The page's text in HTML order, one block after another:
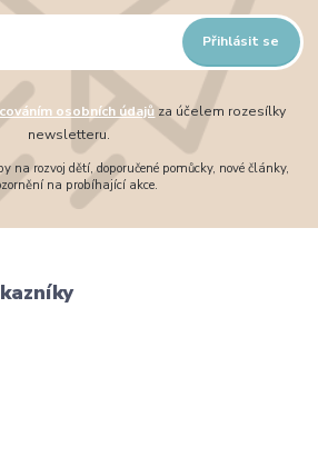
Přihlásit se
osobních údajůza účelem rozesílky
newsletteru.
na rozvoj dětí, doporučené pomůcky, nové články,
na probíhající akce.